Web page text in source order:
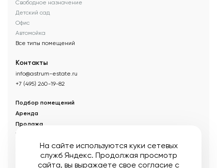
Свободное назначение
Детский сад
Офис
Автомойка
Все типы помещений
Контакты
info@astrum-estate.ru
+7 (495) 260-19-82
Подбор помещений
Аренда
Продажа
Управление недвижимостью
О компании
На сайте используются куки сетевых
служб Яндекс. Продолжая просмотр
сайта, вы выражаете свое согласие с